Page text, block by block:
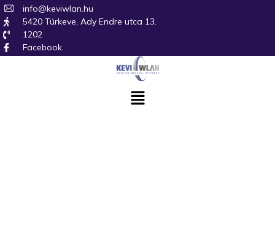
info@keviwlan.hu
5420 Túrkeve, Ady Endre utca 13.
1202
Facebook